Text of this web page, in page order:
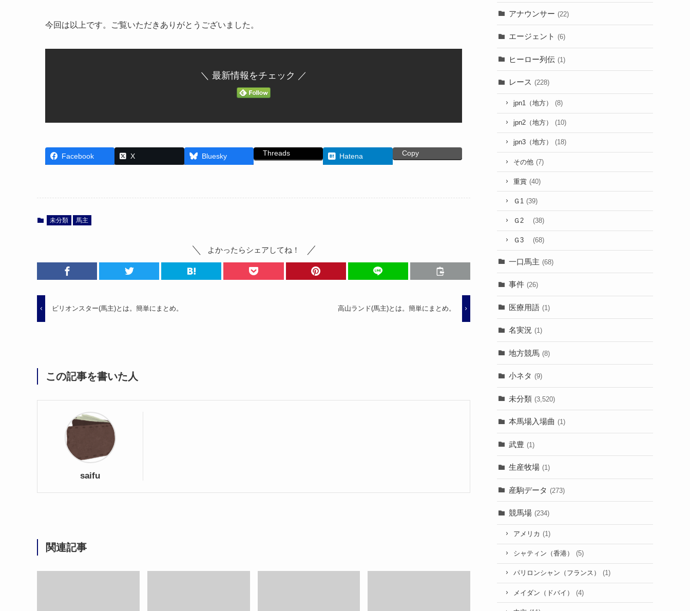
今回は以上です。ご覧いただきありがとうございました。
＼ 最新情報をチェック ／
Facebook X Bluesky Threads Hatena Copy
未分類 馬主
よかったらシェアしてね！
ビリオンスター(馬主)とは。簡単にまとめ。 高山ランド(馬主)とは。簡単にまとめ。
この記事を書いた人
saifu
関連記事
アナウンサー (22)
エージェント (6)
ヒーロー列伝 (1)
レース (228)
jpn1（地方） (8)
jpn2（地方） (10)
jpn3（地方） (18)
その他 (7)
重賞 (40)
Ｇ1 (39)
Ｇ2 (38)
Ｇ3 (68)
一口馬主 (68)
事件 (26)
医療用語 (1)
名実況 (1)
地方競馬 (8)
小ネタ (9)
未分類 (3,520)
本馬場入場曲 (1)
武豊 (1)
生産牧場 (1)
産駒データ (273)
競馬場 (234)
アメリカ (1)
シャティン（香港） (5)
パリロンシャン（フランス） (1)
メイダン（ドバイ） (4)